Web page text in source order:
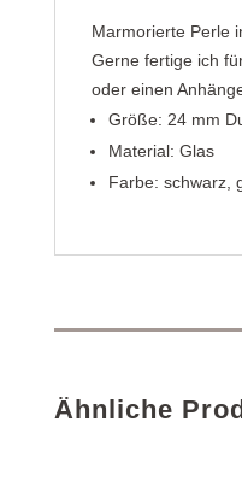
Marmorierte Perle
Gerne fertige ich
oder einen
Größe: 24 mm
Material: Glas
Farbe: schwarz,
Ähnliche